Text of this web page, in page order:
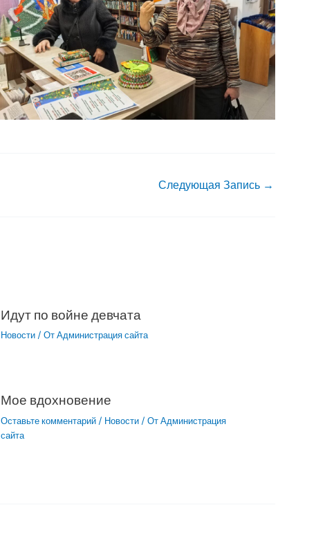
Следующая Запись →
Идут по войне девчата
Новости / ОтАдминистрация сайта
Мое вдохновение
Оставьте комментарий / Новости / ОтАдминистрация
сайта